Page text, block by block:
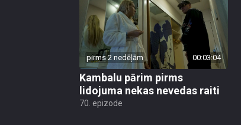
pirms 2 nedēļām 00:03:04
Kambalu pārim pirms
lidojuma nekas nevedas raiti
70. epizode